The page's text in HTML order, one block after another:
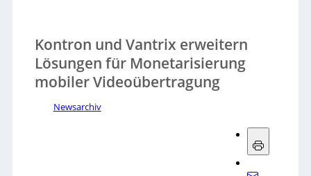
Kontron und Vantrix erweitern
Lösungen für Monetarisierung
mobiler Videoübertragung
Newsarchiv